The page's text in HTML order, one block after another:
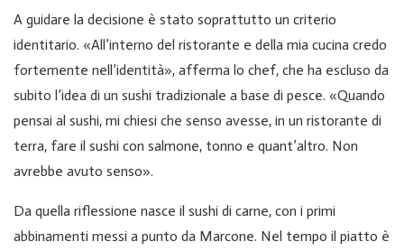
A guidare la decisione è stato soprattutto un criterio
identitario. «All’interno del ristorante e della mia cucina credo
fortemente nell’identità», afferma lo chef, che ha escluso da
subito l’idea di un sushi tradizionale a base di pesce. «Quando
pensai al sushi, mi chiesi che senso avesse, in un ristorante di
terra, fare il sushi con salmone, tonno e quant’altro. Non
avrebbe avuto senso».
Da quella riflessione nasce il sushi di carne, con i primi
abbinamenti messi a punto da Marcone. Nel tempo il piatto è